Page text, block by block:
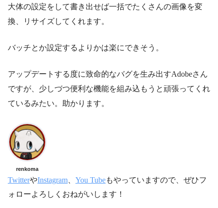
大体の設定をして書き出せば一括でたくさんの画像を変
換、リサイズしてくれます。
バッチとか設定するよりかは楽にできそう。
アップデートする度に致命的なバグを生み出すAdobeさん
ですが、少しづつ便利な機能を組み込もうと頑張ってくれ
ているみたい。助かります。
renkoma
TwitterやInstagram You Tubeもやっていますので、ぜひフ
ォローよろしくおねがいします！